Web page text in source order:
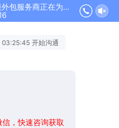
萌萌客客服外包服务商正在为您服务
开始沟通
，快速咨询获取